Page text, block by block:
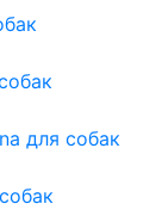
для собак